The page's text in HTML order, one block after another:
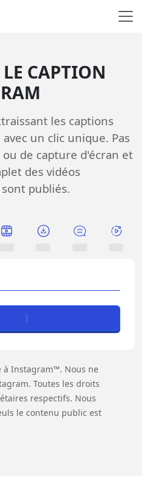
LE CAPTION
les captions
un clic unique. Pas
de capture d'écran et
des vidéos
publiés.
à Instagram™. Nous ne
Toutes les droits
respectifs. Nous
le contenu public est